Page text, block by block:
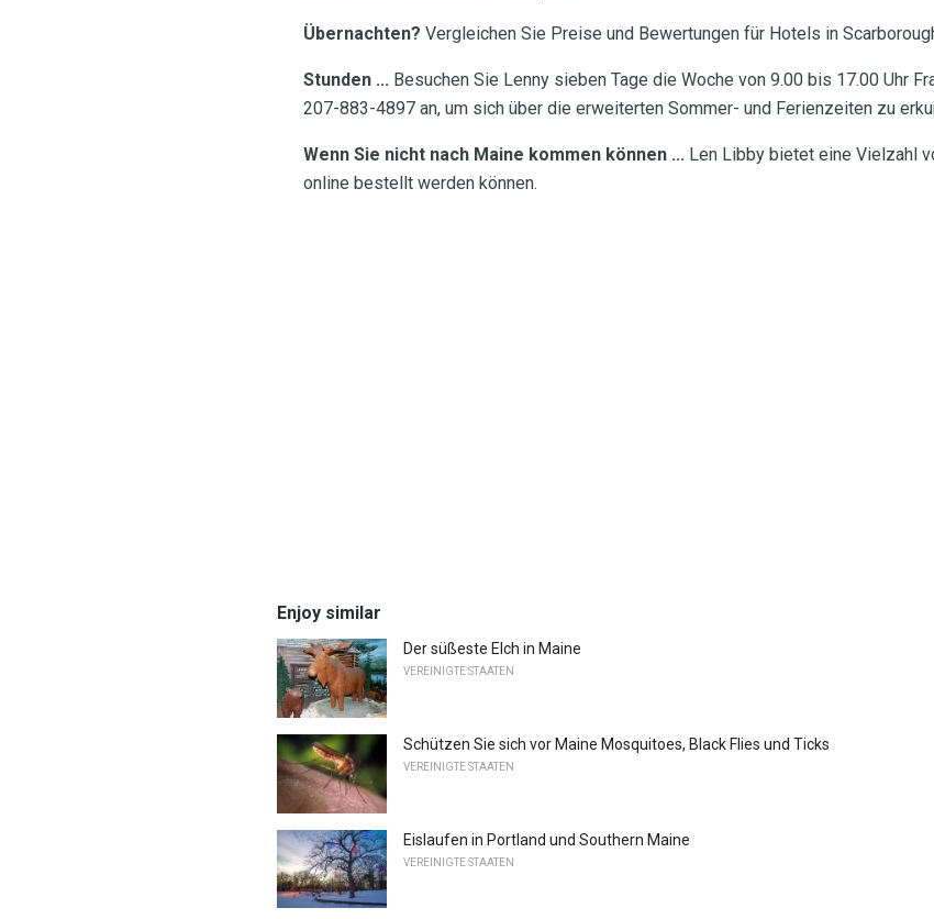
Übernachten? Vergleichen Sie Preise und Bewertungen für Hotels in
Stunden ... Besuchen Sie Lenny sieben Tage die Woche von 9.00 bis 17.00 Uhr
207-883-4897 an, um sich über die erweiterten Sommer- und Ferienzeiten zu
Wenn Sie nicht nach Maine kommen können ... Len Libby bietet eine Vielzahl
online bestellt werden können.
Enjoy similar
Der süßeste Elch in Maine
VEREINIGTE STAATEN
Schützen Sie sich vor Maine Mosquitoes, Black Flies und Ticks
VEREINIGTE STAATEN
Eislaufen in Portland und Southern Maine
VEREINIGTE STAATEN